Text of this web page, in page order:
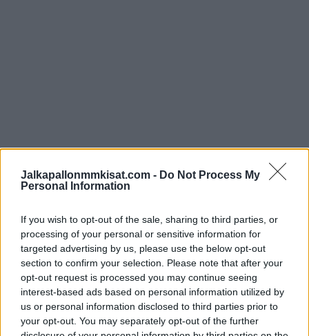
Jalkapallonmmkisat.com - Do Not Process My
Personal Information
If you wish to opt-out of the sale, sharing to third parties, or
processing of your personal or sensitive information for
targeted advertising by us, please use the below opt-out
section to confirm your selection. Please note that after your
opt-out request is processed you may continue seeing
interest-based ads based on personal information utilized by
us or personal information disclosed to third parties prior to
your opt-out. You may separately opt-out of the further